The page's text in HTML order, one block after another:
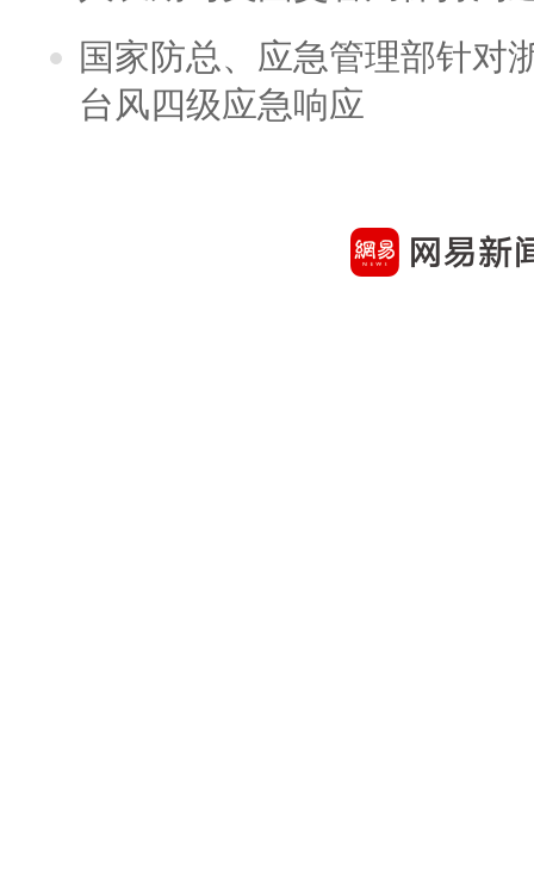
国家防总、应急管理部针对
台风四级应急响应